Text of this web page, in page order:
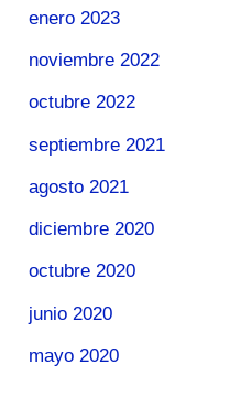
enero 2023
noviembre 2022
octubre 2022
septiembre 2021
agosto 2021
diciembre 2020
octubre 2020
junio 2020
mayo 2020